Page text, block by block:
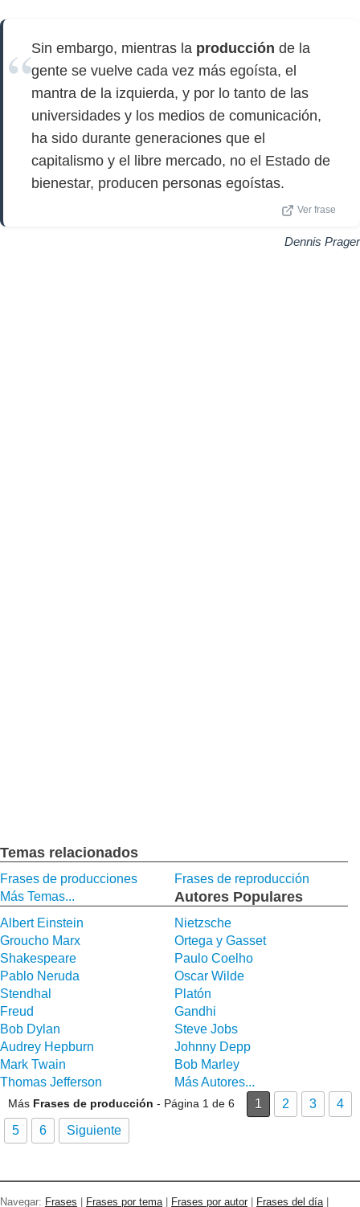
Sin embargo, mientras la producción de la
gente se vuelve cada vez más egoísta, el
mantra de la izquierda, y por lo tanto de las
universidades y los medios de comunicación,
ha sido durante generaciones que el
capitalismo y el libre mercado, no el Estado de
bienestar, producen personas egoístas.
Ver frase
Dennis Prager
Temas relacionados
Frases de producciones
Frases de reproducción
Más Temas...
Autores Populares
Albert Einstein
Nietzsche
Groucho Marx
Ortega y Gasset
Shakespeare
Paulo Coelho
Pablo Neruda
Oscar Wilde
Stendhal
Platón
Freud
Gandhi
Bob Dylan
Steve Jobs
Audrey Hepburn
Johnny Depp
Mark Twain
Bob Marley
Thomas Jefferson
Más Autores...
Más Frases de producción - Página 1 de 6 1 2 3
4
5
6 Siguiente
Navegar: Frases Frases por tema| Frases por autor Frases del día|